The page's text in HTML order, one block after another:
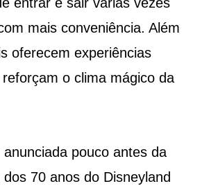
mais conveniência. Além
oferecem experiências
o clima mágico da
pouco antes da
70 anos do Disneyland